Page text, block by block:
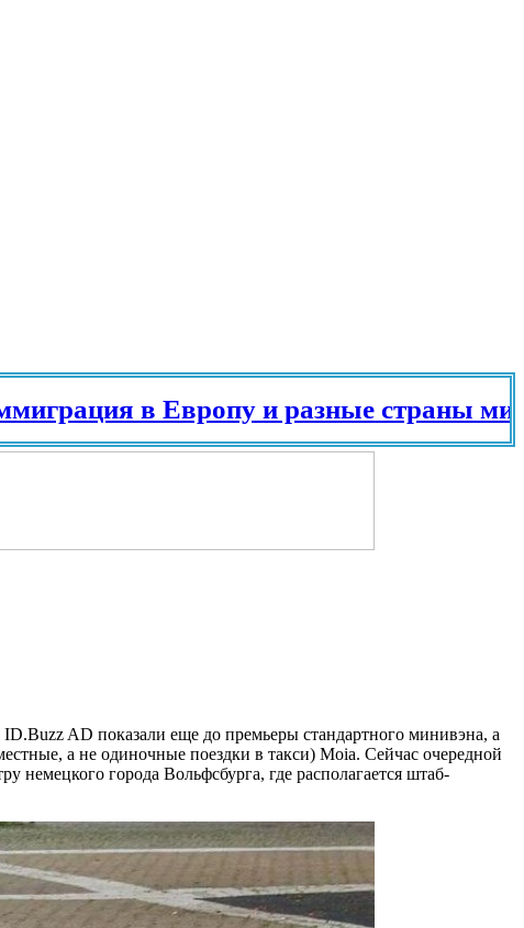
в Европу и разные страны мира в
AD показали еще до премьеры стандартного минивэна, а
а не одиночные поездки в такси) Moia. Сейчас очередной
города Вольфсбурга, где располагается штаб-